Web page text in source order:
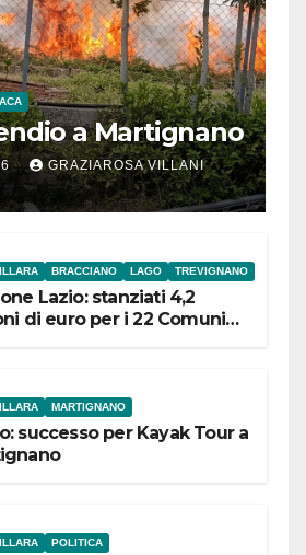
a Martignano
GRAZIAROSA VILLANI
BRACCIANO LAGO TREVIGNANO
Lazio: stanziati 4,2
di euro per i 22 Comuni
MARTIGNANO
successo per Kayak Tour a
POLITICA